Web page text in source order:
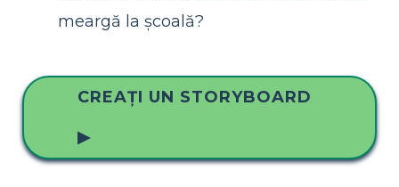
meargă la școală?
CREAȚI UN STORYBOARD
▶